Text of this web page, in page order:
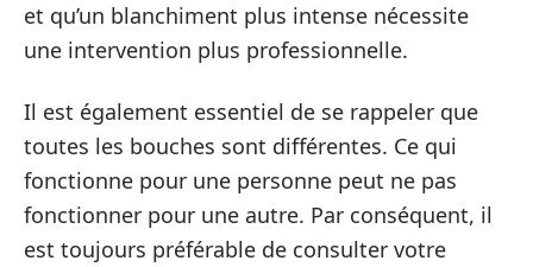
et qu’un blanchiment plus intense nécessite
une intervention plus professionnelle.
Il est également essentiel de se rappeler que
toutes les bouches sont différentes. Ce qui
fonctionne pour une personne peut ne pas
fonctionner pour une autre. Par conséquent, il
est toujours préférable de consulter votre